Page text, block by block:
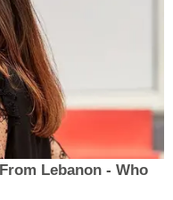
Lebanon - Who